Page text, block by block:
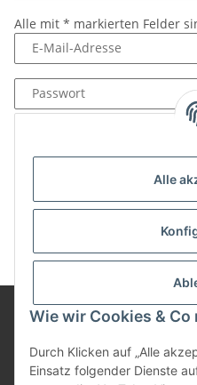
Alle
Wie wir Cookies & Co
Durch Klicken auf „Alle
Einsatz folgender Dienste
Alle mit * markierten Felder
E-Mail-Adresse
Passwort
Neu hier?Jetzt registrieren!
Informationen